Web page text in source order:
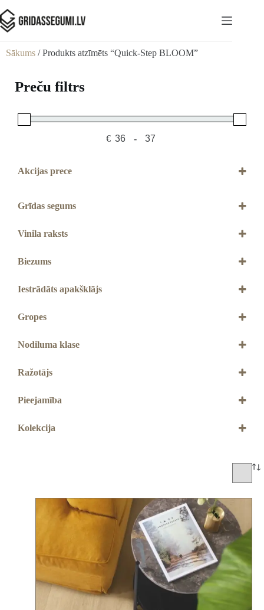
Sākums / Produkts atzīmēts “Quick-Step BLOOM”
Preču filtrs
€ Minimum Price
-
Maximum Price
Akcijas prece
Grīdas segums
Vinila raksts
Biezums
Iestrādāts apakšklājs
Gropes
Nodiluma klase
Ražotājs
Pieejamība
Kolekcija